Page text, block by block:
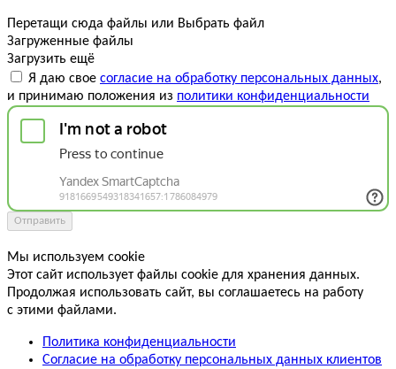
Перетащи сюда файлы или Выбрать файл
Загруженные файлы
Загрузить ещё
Я даю свое согласие на обработку персональных данных,
и принимаю положения из политики конфиденциальности
Отправить
Мы используем cookie
Этот сайт использует файлы cookie для хранения данных.
Продолжая использовать сайт, вы соглашаетесь на работу
с этими файлами.
Политика конфиденциальности
Согласие на обработку персональных данных клиентов